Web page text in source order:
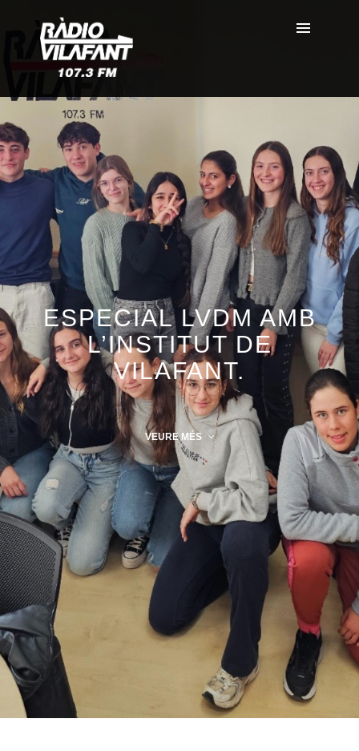
ESPECIAL LVDM AMB
L’INSTITUT DE
VILAFANT.
VEURE MÉS